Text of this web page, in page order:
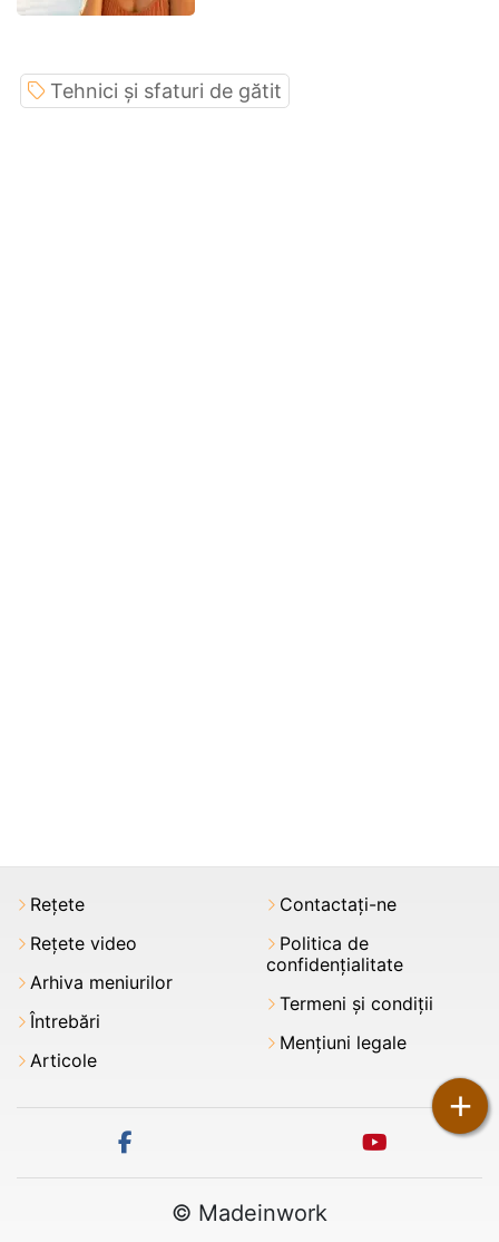
+
Tehnici și sfaturi de gătit
Rețete
Rețete video
Arhiva meniurilor
Întrebări
Articole
Contactați-ne
Politica de
confidențialitate
Termeni şi condiții
Mențiuni legale
facebook youtube
© Madeinwork